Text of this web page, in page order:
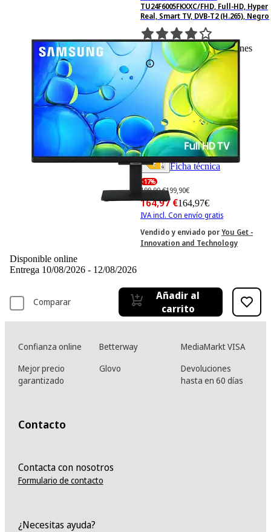
Ficha técnica
TU24F6005FKXXC/FHD, Full-HD, Hyper
Real, Smart TV, DVB-T2 (H.265), Negro
49Basado en 49 valoraciones
-17%
199,90 €199,90€
164,97 €164,97€
IVA incl. Con envío gratis
Vendido y enviado porYou Get -
Innovation and Technology
Disponible online
Entrega 10/08/2026 - 12/08/2026
Comparar
Añadir al
carrito
Confianza online Betterway
MediaMarkt VISA
Mejor precio
garantizado
Glovo
Devoluciones
hasta en 60 días
Contacto
Contacta con nosotros
Formulario de contacto
¿Necesitas ayuda?